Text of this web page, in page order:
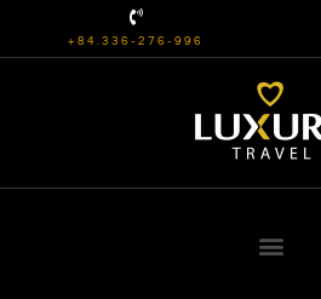
+84.336-276-996